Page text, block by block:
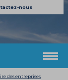
nous
des entreprises